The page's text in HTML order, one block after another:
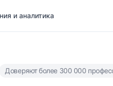
и аналитика
Доверяют более 300 000